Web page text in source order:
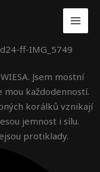
Jsem mostní
každodenností.
korálků vznikají
jemnost i sílu.
protiklady.